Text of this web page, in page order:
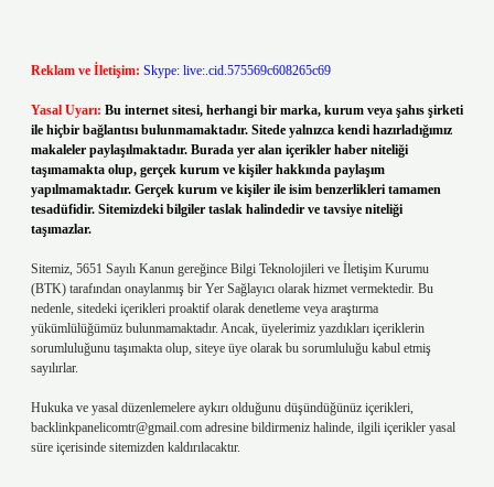
Reklam ve İletişim: Skype: live:.cid.575569c608265c69
Yasal Uyarı: Bu internet sitesi, herhangi bir marka, kurum veya şahıs şirketi
ile hiçbir bağlantısı bulunmamaktadır. Sitede yalnızca kendi hazırladığımız
makaleler paylaşılmaktadır. Burada yer alan içerikler haber niteliği
taşımamakta olup, gerçek kurum ve kişiler hakkında paylaşım
yapılmamaktadır. Gerçek kurum ve kişiler ile isim benzerlikleri tamamen
tesadüfidir. Sitemizdeki bilgiler taslak halindedir ve tavsiye niteliği
taşımazlar.
Sitemiz, 5651 Sayılı Kanun gereğince Bilgi Teknolojileri ve İletişim Kurumu
(BTK) tarafından onaylanmış bir Yer Sağlayıcı olarak hizmet vermektedir. Bu
nedenle, sitedeki içerikleri proaktif olarak denetleme veya araştırma
yükümlülüğümüz bulunmamaktadır. Ancak, üyelerimiz yazdıkları içeriklerin
sorumluluğunu taşımakta olup, siteye üye olarak bu sorumluluğu kabul etmiş
sayılırlar.
Hukuka ve yasal düzenlemelere aykırı olduğunu düşündüğünüz içerikleri,
backlinkpanelicomtr@gmail.com adresine bildirmeniz halinde, ilgili içerikler yasal
süre içerisinde sitemizden kaldırılacaktır.